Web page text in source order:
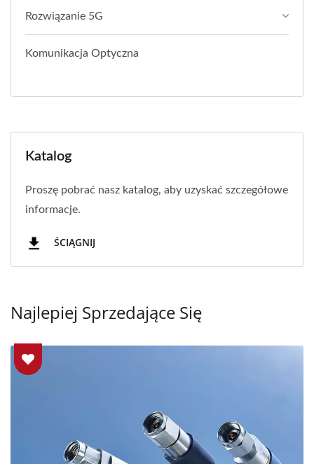
Rozwiązanie 5G
Komunikacja Optyczna
Katalog
Proszę pobrać nasz katalog, aby uzyskać szczegółowe
informacje.
ŚCIĄGNIJ
Najlepiej Sprzedające Się